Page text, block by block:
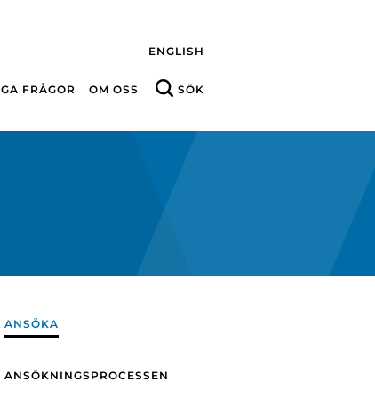
ENGLISH
FRÅGOR OM OSS SÖK
ANSÖKA
ANSÖKNINGSPROCESSEN